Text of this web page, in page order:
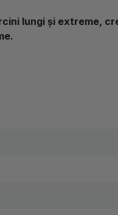
lungi și extreme,